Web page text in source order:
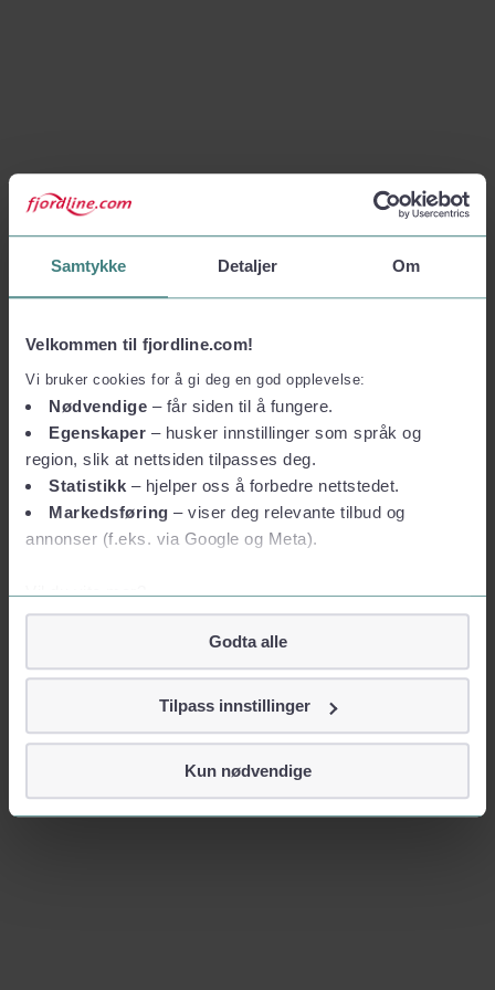
Samtykke Detaljer Om
Velkommen til fjordline.com!
Vi bruker cookies for å gi deg en god opplevelse:
Nødvendige – får siden til å fungere.
Egenskaper – husker innstillinger som språk og
region, slik at nettsiden tilpasses deg.
Statistikk – hjelper oss å forbedre nettstedet.
Markedsføring – viser deg relevante tilbud og
annonser (f.eks. via Google og Meta).
Vil du vite mer?
Om informasjonskapsler
Googles retningslinjer for personvern
Vi tar ditt personvern på alvor
identifiserer deg, som navn eller telefonnummer.
Godta alle
Tilpass innstillinger
Kun nødvendige